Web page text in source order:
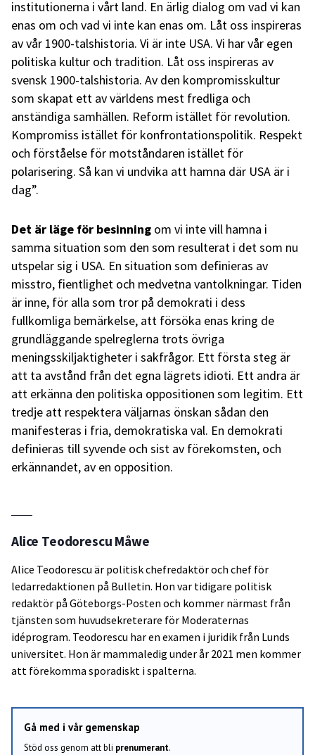
institutionerna i vårt land. En ärlig dialog om vad vi kan
enas om och vad vi inte kan enas om. Låt oss inspireras
av vår 1900-talshistoria. Vi är inte USA. Vi har vår egen
politiska kultur och tradition. Låt oss inspireras av
svensk 1900-talshistoria. Av den kompromisskultur
som skapat ett av världens mest fredliga och
anständiga samhällen. Reform istället för revolution.
Kompromiss istället för konfrontationspolitik. Respekt
och förståelse för motståndaren istället för
polarisering. Så kan vi undvika att hamna där USA är i
dag”.
Det är läge för besinning om vi inte vill hamna i
samma situation som den som resulterat i det som nu
utspelar sig i USA. En situation som definieras av
misstro, fientlighet och medvetna vantolkningar. Tiden
är inne, för alla som tror på demokrati i dess
fullkomliga bemärkelse, att försöka enas kring de
grundläggande spelreglerna trots övriga
meningsskiljaktigheter i sakfrågor. Ett första steg är
att ta avstånd från det egna lägrets idioti. Ett andra är
att erkänna den politiska oppositionen som legitim. Ett
tredje att respektera väljarnas önskan sådan den
manifesteras i fria, demokratiska val. En demokrati
definieras till syvende och sist av förekomsten, och
erkännandet, av en opposition.
Alice Teodorescu Måwe
Alice Teodorescu är politisk chefredaktör och chef för
ledarredaktionen på Bulletin. Hon var tidigare politisk
redaktör på Göteborgs-Posten och kommer närmast från
tjänsten som huvudsekreterare för Moderaternas
idéprogram. Teodorescu har en examen i juridik från Lunds
universitet. Hon är mammaledig under år 2021 men kommer
att förekomma sporadiskt i spalterna.
Gå med i vår gemenskap
Stöd oss genom att bli prenumerant.